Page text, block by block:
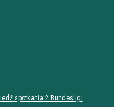
spotkania 2 Bundesligi